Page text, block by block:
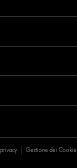
Gestione dei Cookie